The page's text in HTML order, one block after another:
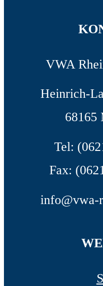
VWA
Heinrich-
68165
Tel:
Fax:
info@vwa-